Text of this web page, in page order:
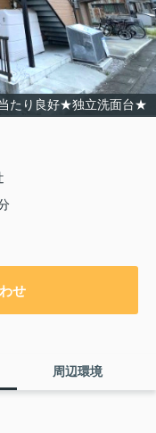
たり良好★独立洗面台★
せ
周辺環境